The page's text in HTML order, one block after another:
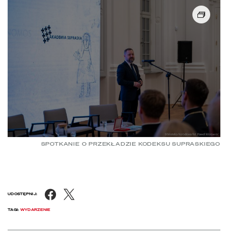
SPOTKANIE O PRZEKŁADZIE KODEKSU SUPRASKIEGO
UDOSTĘPNIJ: Facebook
TAGI: WYDARZENIE